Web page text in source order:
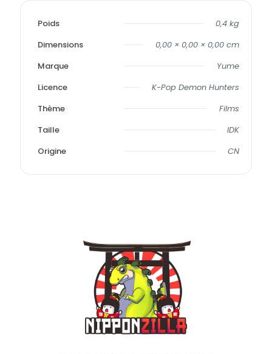
Poids
0,4 kg
Dimensions
0,00 × 0,00 × 0,00 cm
Marque
Yume
Licence
K-Pop Demon Hunters
Thème
Films
Taille
IDK
Origine
CN